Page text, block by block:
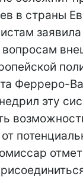
в страны
заявила
Ферреро-
эту